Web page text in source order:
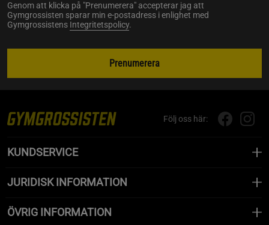
Genom att klicka på "Prenumerera" accepterar jag att
Gymgrossisten sparar min e-postadress i enlighet med
Gymgrossistens Integritetspolicy.
Prenumerera
Följ oss här:
KUNDSERVICE
JURIDISK INFORMATION
ÖVRIG INFORMATION